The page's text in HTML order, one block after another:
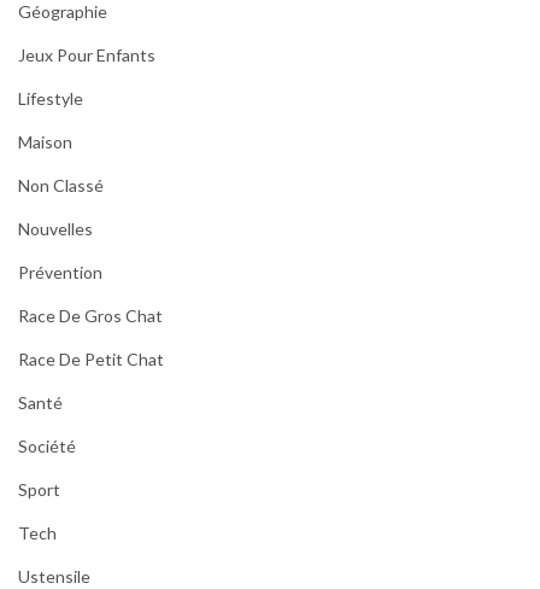
Géographie
Jeux Pour Enfants
Lifestyle
Maison
Non Classé
Nouvelles
Prévention
Race De Gros Chat
Race De Petit Chat
Santé
Société
Sport
Tech
Ustensile